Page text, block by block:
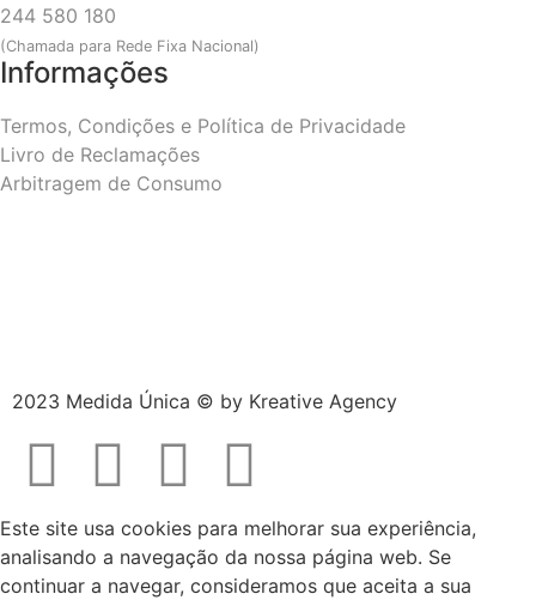
244 580 180
(Chamada para Rede Fixa Nacional)
Informações
Termos, Condições e Política de Privacidade
Livro de Reclamações
Arbitragem de Consumo
2023 Medida Única © by Kreative Agency
Este site usa cookies para melhorar sua experiência,
analisando a navegação da nossa página web. Se
continuar a navegar, consideramos que aceita a sua